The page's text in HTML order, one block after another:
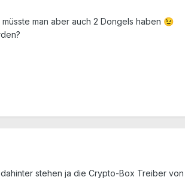
man aber auch 2 Dongels haben 😉
stehen ja die Crypto-Box Treiber